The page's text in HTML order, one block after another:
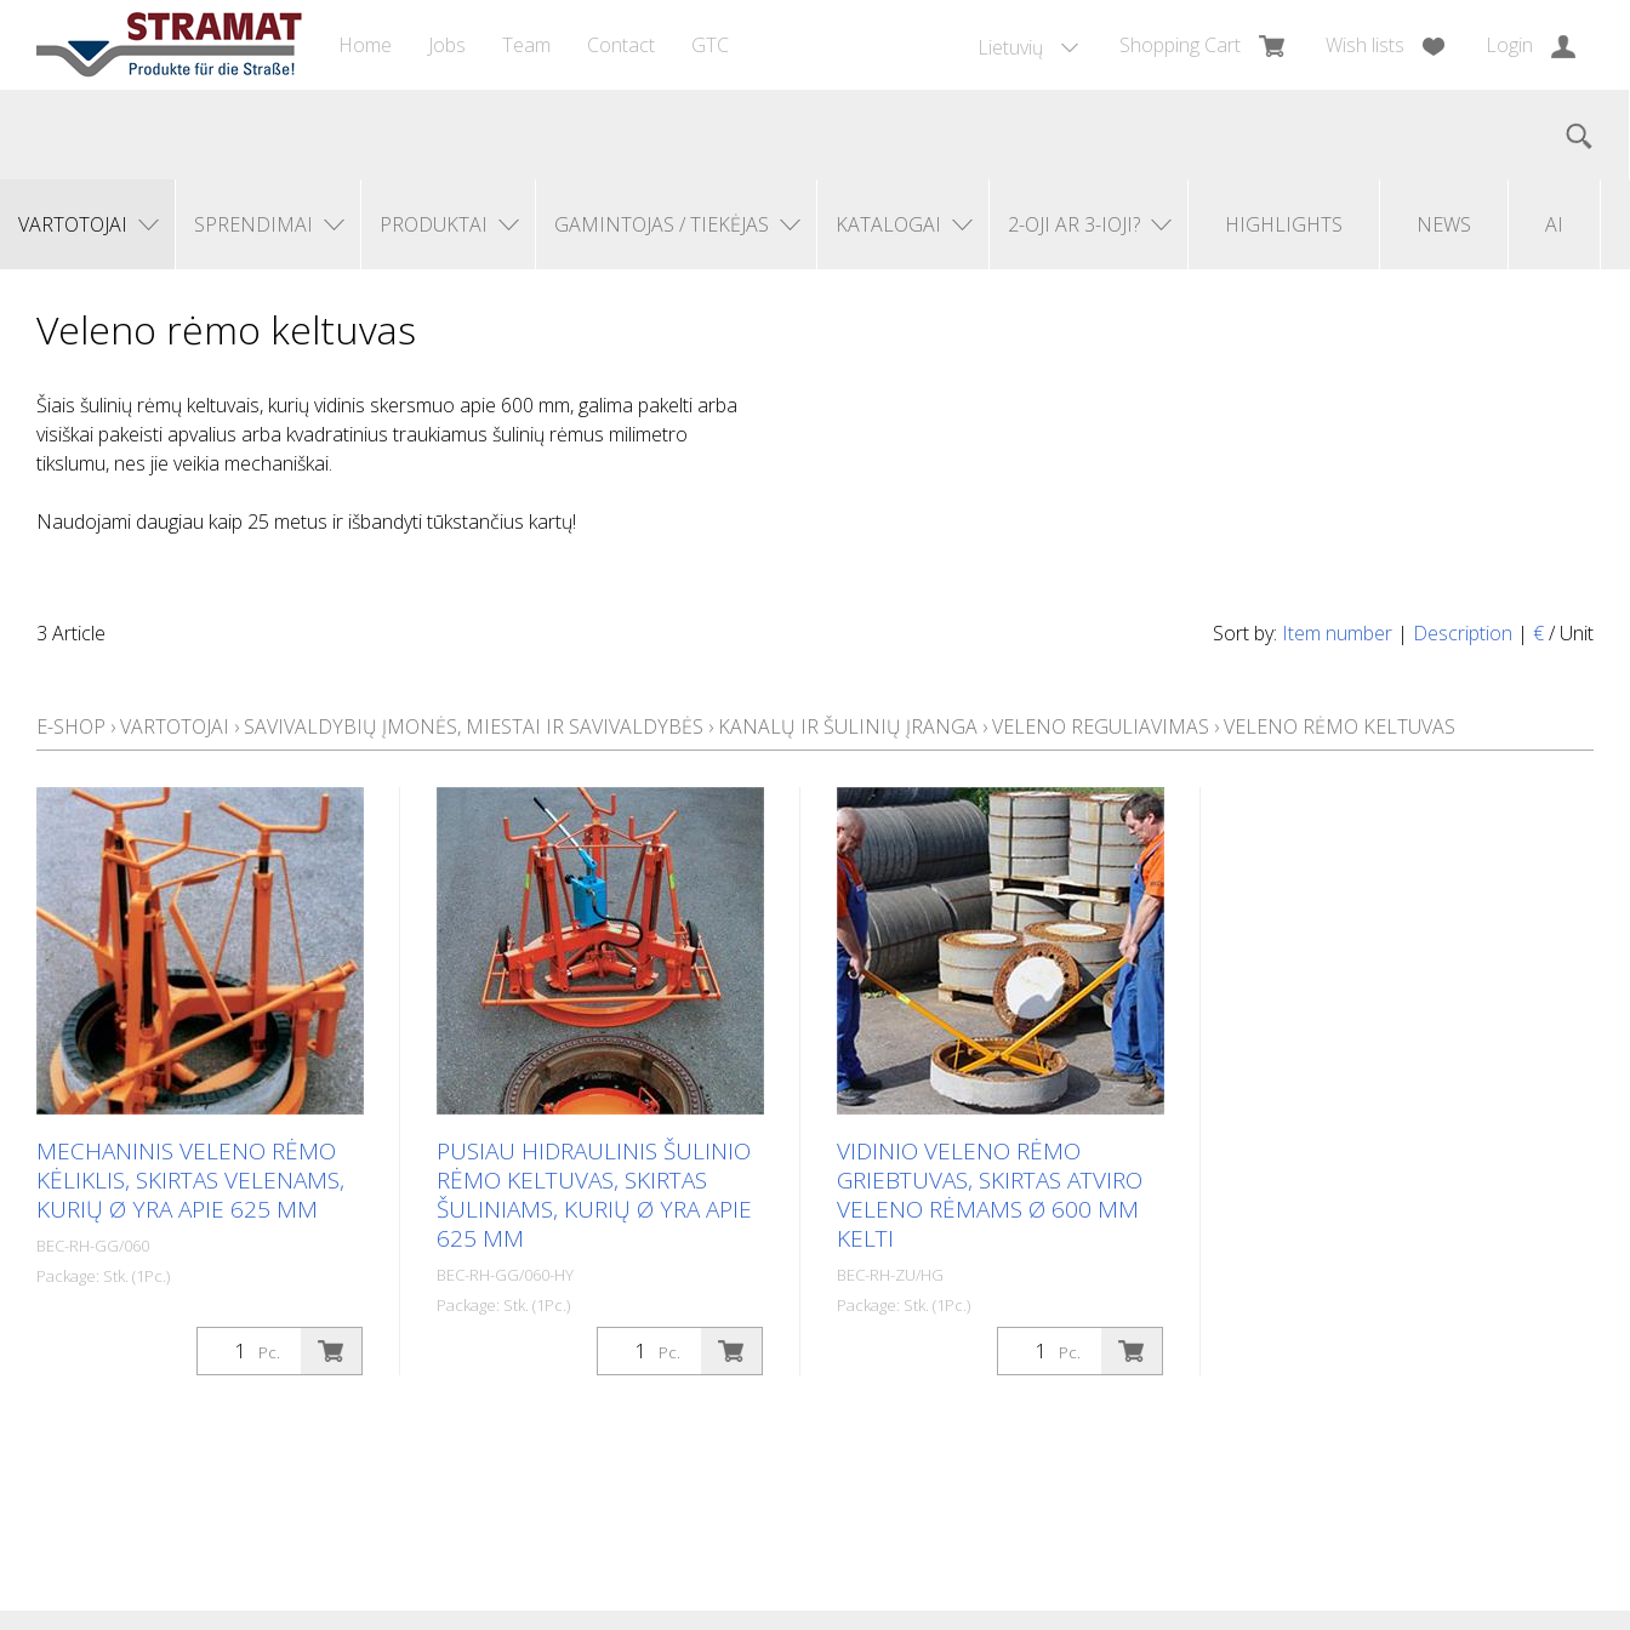
Lietuvių Shopping Cart Wish lists Login
Home Jobs Team Contact GTC
VARTOTOJAI SPRENDIMAI PRODUKTAI GAMINTOJAS / TIEKĖJAS KATALOGAI 2-OJI AR 3-IOJI? HIGHLIGHTS NEWS AI
Veleno rėmo keltuvas
Šiais šulinių rėmų keltuvais, kurių vidinis skersmuo apie 600 mm, galima pakelti arba
visiškai pakeisti apvalius arba kvadratinius traukiamus šulinių rėmus milimetro
tikslumu, nes jie veikia mechaniškai.
Naudojami daugiau kaip 25 metus ir išbandyti tūkstančius kartų!
Sort by: Item number | Description | €/ Unit
3 Article
E-SHOP ›VARTOTOJAI › SAVIVALDYBIŲ ĮMONĖS, MIESTAI IR SAVIVALDYBĖS › KANALŲ IR ŠULINIŲ ĮRANGA ›VELENO REGULIAVIMAS ›VELENO RĖMO KELTUVAS
MECHANINIS VELENO RĖMO
KĖLIKLIS, SKIRTAS VELENAMS,
KURIŲ Ø YRA APIE 625 MM
BEC-RH-GG/060
Package: Stk. (1Pc.)
Apvalūs arba kvadratiniai velenų
rėmai, kurių vidinis skersmuo yra apie
600 mm, gali būti pakeliami arba
Pc.
PUSIAU HIDRAULINIS ŠULINIO
RĖMO KELTUVAS, SKIRTAS
ŠULINIAMS, KURIŲ Ø YRA APIE
625 MM
BEC-RH-GG/060-HY
Package: Stk. (1Pc.)
Nauji patentuoti trys dvigubi kaltai
užtikrina didesnį kontaktinį paviršių ir
Pc.
VIDINIO VELENO RĖMO
GRIEBTUVAS, SKIRTAS ATVIRO
VELENO RĖMAMS Ø 600 MM
KELTI
BEC-RH-ZU/HG
Package: Stk. (1Pc.)
Idealus įrankis šulinių rėmams ir
kompensaciniams žiedams patogiai
Pc.